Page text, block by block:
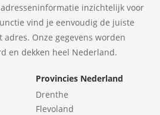
inzichtelijk voor
vind je eenvoudig de juiste
Onze gegevens worden
en dekken heel Nederland.
Provincies Nederland
Drenthe
Flevoland